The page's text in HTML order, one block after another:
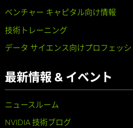
ベンチャー キャピタル向け情報
技術トレーニング
データ サイエンス向けプロフェッ
最新情報 & イベント
ニュースルーム
NVIDIA 技術ブログ